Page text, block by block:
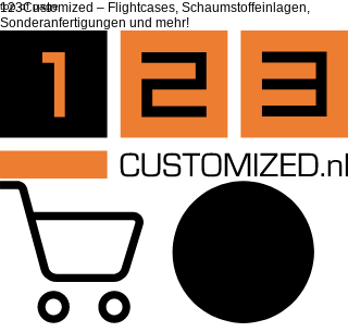
top of page
123Customized – Flightcases, Schaumstoffeinlagen,
Sonderanfertigungen und mehr!